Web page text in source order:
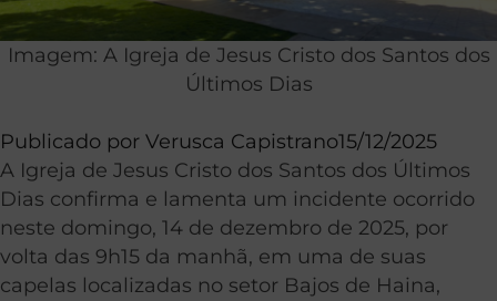
Imagem: A Igreja de Jesus Cristo dos Santos dos
Últimos Dias
Publicado por Verusca Capistrano15/12/2025
A Igreja de Jesus Cristo dos Santos dos Últimos
Dias confirma e lamenta um incidente ocorrido
neste domingo, 14 de dezembro de 2025, por
volta das 9h15 da manhã, em uma de suas
capelas localizadas no setor Bajos de Haina,